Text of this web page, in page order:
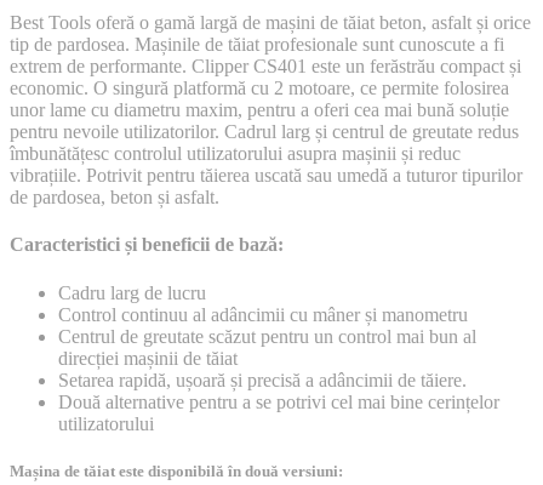
Best Tools oferă o gamă largă de mașini de tăiat beton, asfalt și orice
tip de pardosea. Mașinile de tăiat profesionale sunt cunoscute a fi
extrem de performante. Clipper CS401 este un ferăstrău compact și
economic. O singură platformă cu 2 motoare, ce permite folosirea
unor lame cu diametru maxim, pentru a oferi cea mai bună soluție
pentru nevoile utilizatorilor. Cadrul larg și centrul de greutate redus
îmbunătățesc controlul utilizatorului asupra mașinii și reduc
vibrațiile. Potrivit pentru tăierea uscată sau umedă a tuturor tipurilor
de pardosea, beton și asfalt.
Caracteristici și beneficii de bază:
Cadru larg de lucru
Control continuu al adâncimii cu mâner și manometru
Centrul de greutate scăzut pentru un control mai bun al
direcției mașinii de tăiat
Setarea rapidă, ușoară și precisă a adâncimii de tăiere.
Două alternative pentru a se potrivi cel mai bine cerințelor
utilizatorului
Mașina de tăiat este disponibilă în două versiuni: